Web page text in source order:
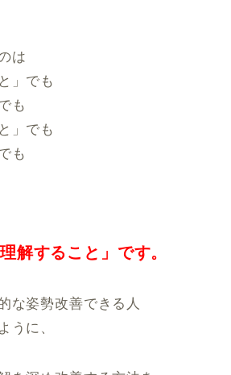
は
」でも
も
」でも
も
理解すること」です。
な姿勢改善できる人
うに、